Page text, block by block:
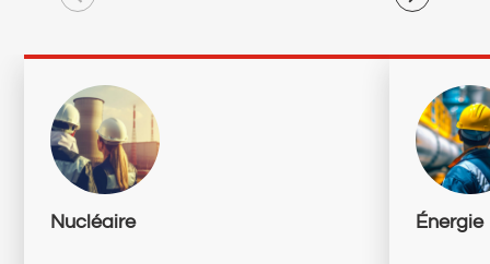
Nucléaire Énergie